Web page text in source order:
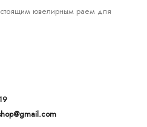
ювелирным раем для